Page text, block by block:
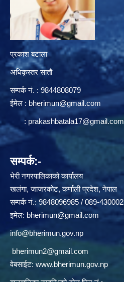
प्रकाश बटाला
अधिकृस्तर सातौ
सम्पर्क न‌ं. : 9844808079
ईमेल : bherimun@gmail.com
: prakashbatala17@gmail.com
सम्पर्क:-
भेरी नगरपालिकाको कार्यालय
खलंगा, जाजरकोट, कर्णाली प्रदेश, नेपाल
सम्पर्क नं.: 9848096985 / 089-430002
इमेल: bherimun@gmail.com
info@bherimun.gov.np
bherimun2@gmail.com
वेबसाईट: www.bherimun.gov.np